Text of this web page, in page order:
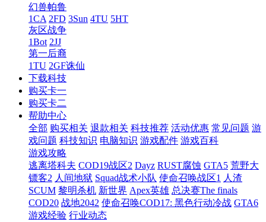
幻兽帕鲁
1CA 2FD 3Sun 4TU 5HT
灰区战争
1Bot 2JJ
第一后裔
1TU 2GF诛仙
下载科技
购买卡一
购买卡二
帮助中心
全部 购买相关 退款相关 科技推荐 活动优惠 常见问题 游
戏问题 科技知识 电脑知识 游戏配件 游戏百科
游戏攻略
逃离塔科夫 COD19战区2 Dayz RUST腐蚀 GTA5 荒野大
镖客2 人间地狱 Squad战术小队 使命召唤战区1 人渣
SCUM 黎明杀机 新世界 Apex英雄 总决赛The finals
COD20 战地2042 使命召唤COD17: 黑色行动冷战 GTA6
游戏经验 行业动态